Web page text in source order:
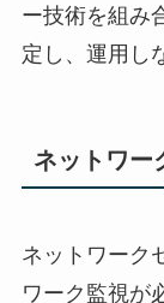
ー技術を組み
定し、運用し
ネットワー
ネットワーク
ワーク監視が